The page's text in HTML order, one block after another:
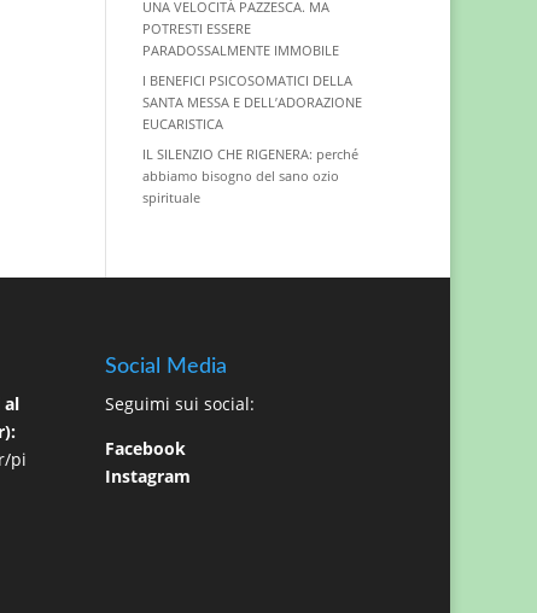
UNA VELOCITÀ PAZZESCA. MA
POTRESTI ESSERE
PARADOSSALMENTE IMMOBILE
I BENEFICI PSICOSOMATICI DELLA
SANTA MESSA E DELL’ADORAZIONE
EUCARISTICA
IL SILENZIO CHE RIGENERA: perché
abbiamo bisogno del sano ozio
spirituale
al
pi
Social Media
Seguimi sui social:
Facebook
Instagram